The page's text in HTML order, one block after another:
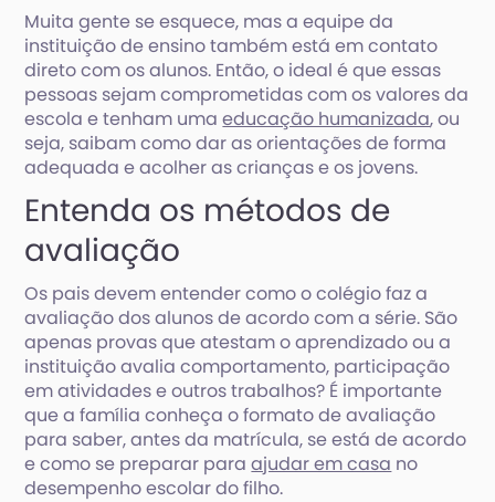
Muita gente se esquece, mas a equipe da
instituição de ensino também está em contato
direto com os alunos. Então, o ideal é que essas
pessoas sejam comprometidas com os valores da
escola e tenham umaeducação humanizada, ou
seja, saibam como dar as orientações de forma
adequada e acolher as crianças e os jovens.
Entenda os métodos de
avaliação
Os pais devem entender como o colégio faz a
avaliação dos alunos de acordo com a série. São
apenas provas que atestam o aprendizado ou a
instituição avalia comportamento, participação
em atividades e outros trabalhos? É importante
que a família conheça o formato de avaliação
para saber, antes da matrícula, se está de acordo
e como se preparar paraajudar em casa no
desempenho escolar do filho.